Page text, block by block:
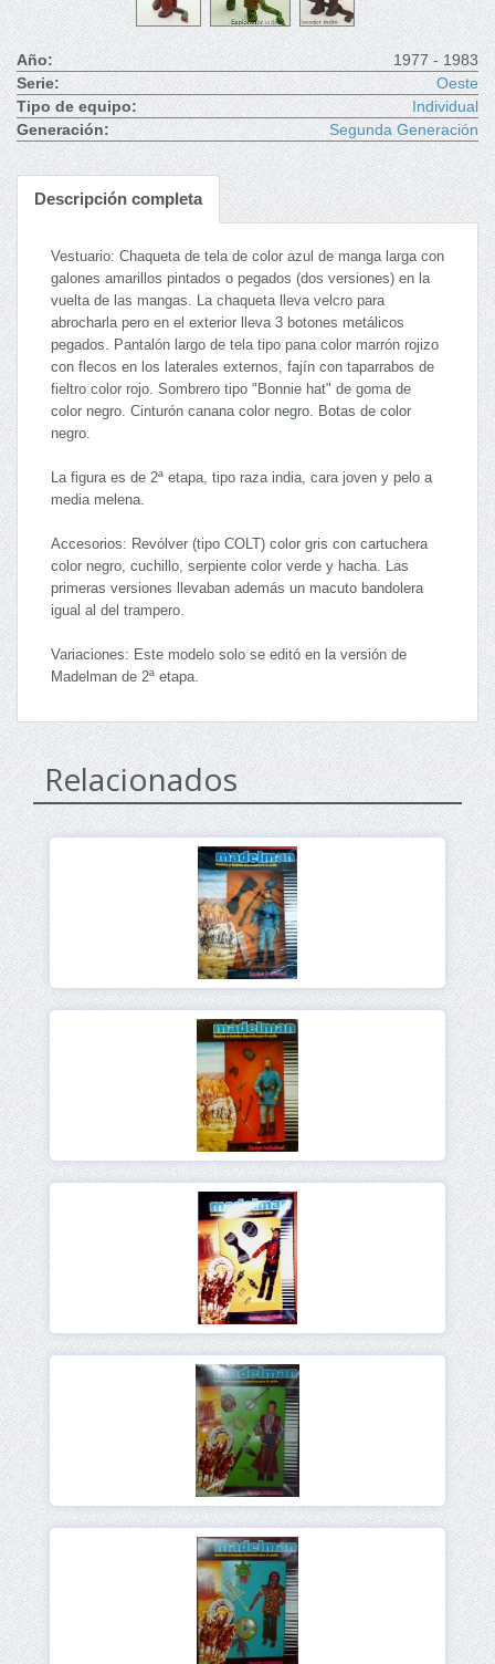
Año:
1977 - 1983
Serie:
Oeste
Tipo de equipo:
Individual
Generación:
Segunda Generación
Descripción completa
Vestuario: Chaqueta de tela de color azul de manga larga con
galones amarillos pintados o pegados (dos versiones) en la
vuelta de las mangas. La chaqueta lleva velcro para
abrocharla pero en el exterior lleva 3 botones metálicos
pegados. Pantalón largo de tela tipo pana color marrón rojizo
con flecos en los laterales externos, fajín con taparrabos de
fieltro color rojo. Sombrero tipo "Bonnie hat" de goma de
color negro. Cinturón canana color negro. Botas de color
negro.
La figura es de 2ª etapa, tipo raza india, cara joven y pelo a
media melena.
Accesorios: Revólver (tipo COLT) color gris con cartuchera
color negro, cuchillo, serpiente color verde y hacha. Las
primeras versiones llevaban además un macuto bandolera
igual al del trampero.
Variaciones: Este modelo solo se editó en la versión de
Madelman de 2ª etapa.
Relacionados
Ver
Ver
Ver
Ver
Ver